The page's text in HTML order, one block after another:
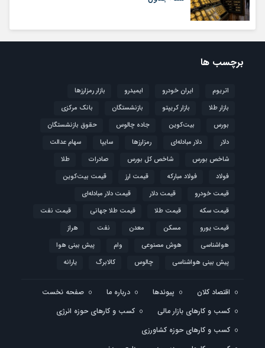
برچسب ها
اتریوم ایران خودرو ایمیدرو
بازار رمزارزها
بازار طلا
بازار کریپتو بازنشستگان
بانک مرکزی
بورس
بیت‌کوین جاده چالوس
حقوق بازنشستگان
دلار
دلار مبادله‌ای رمزارزها سایپا
سهام عدالت
شاخص بورس
شاخص کل بورس صادرات
طلا
فولاد
فولاد مبارکه قیمت ارز
قیمت بیت‌کوین
قیمت خودرو
قیمت دلار
قیمت دلار مبادله‌ای
قیمت سکه
قیمت طلا قیمت طلا جهانی
قیمت نفت
قیمت یورو
مسکن معدن نفت
هراز
هواشناسی
هوش مصنوعی وام
پیش بینی هوا
پیش بینی هواشناسی
چالوس کالابرگ یارانه
اقتصاد کلان پیوندها درباره ما
صفحه نخست
کسب و کارهای بازار مالی
کسب و کارهای حوزه انرژی
کسب و کارهای حوزه کشاورزی